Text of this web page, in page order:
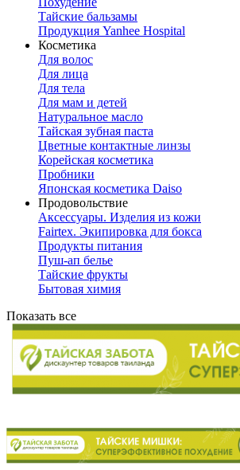
Тайские бальзамы
Продукция Yanhee Hospital
Косметика
Для волос
Для лица
Для тела
Для мам и детей
Натуральное масло
Тайская зубная паста
Цветные контактные линзы
Корейская косметика
Пробники
Японская косметика Daiso
Продовольствие
Аксессуары. Изделия из кожи
Fairtex. Экипировка для бокса
Продукты питания
Пуш-ап белье
Тайские фрукты
Бытовая химия
Показать все